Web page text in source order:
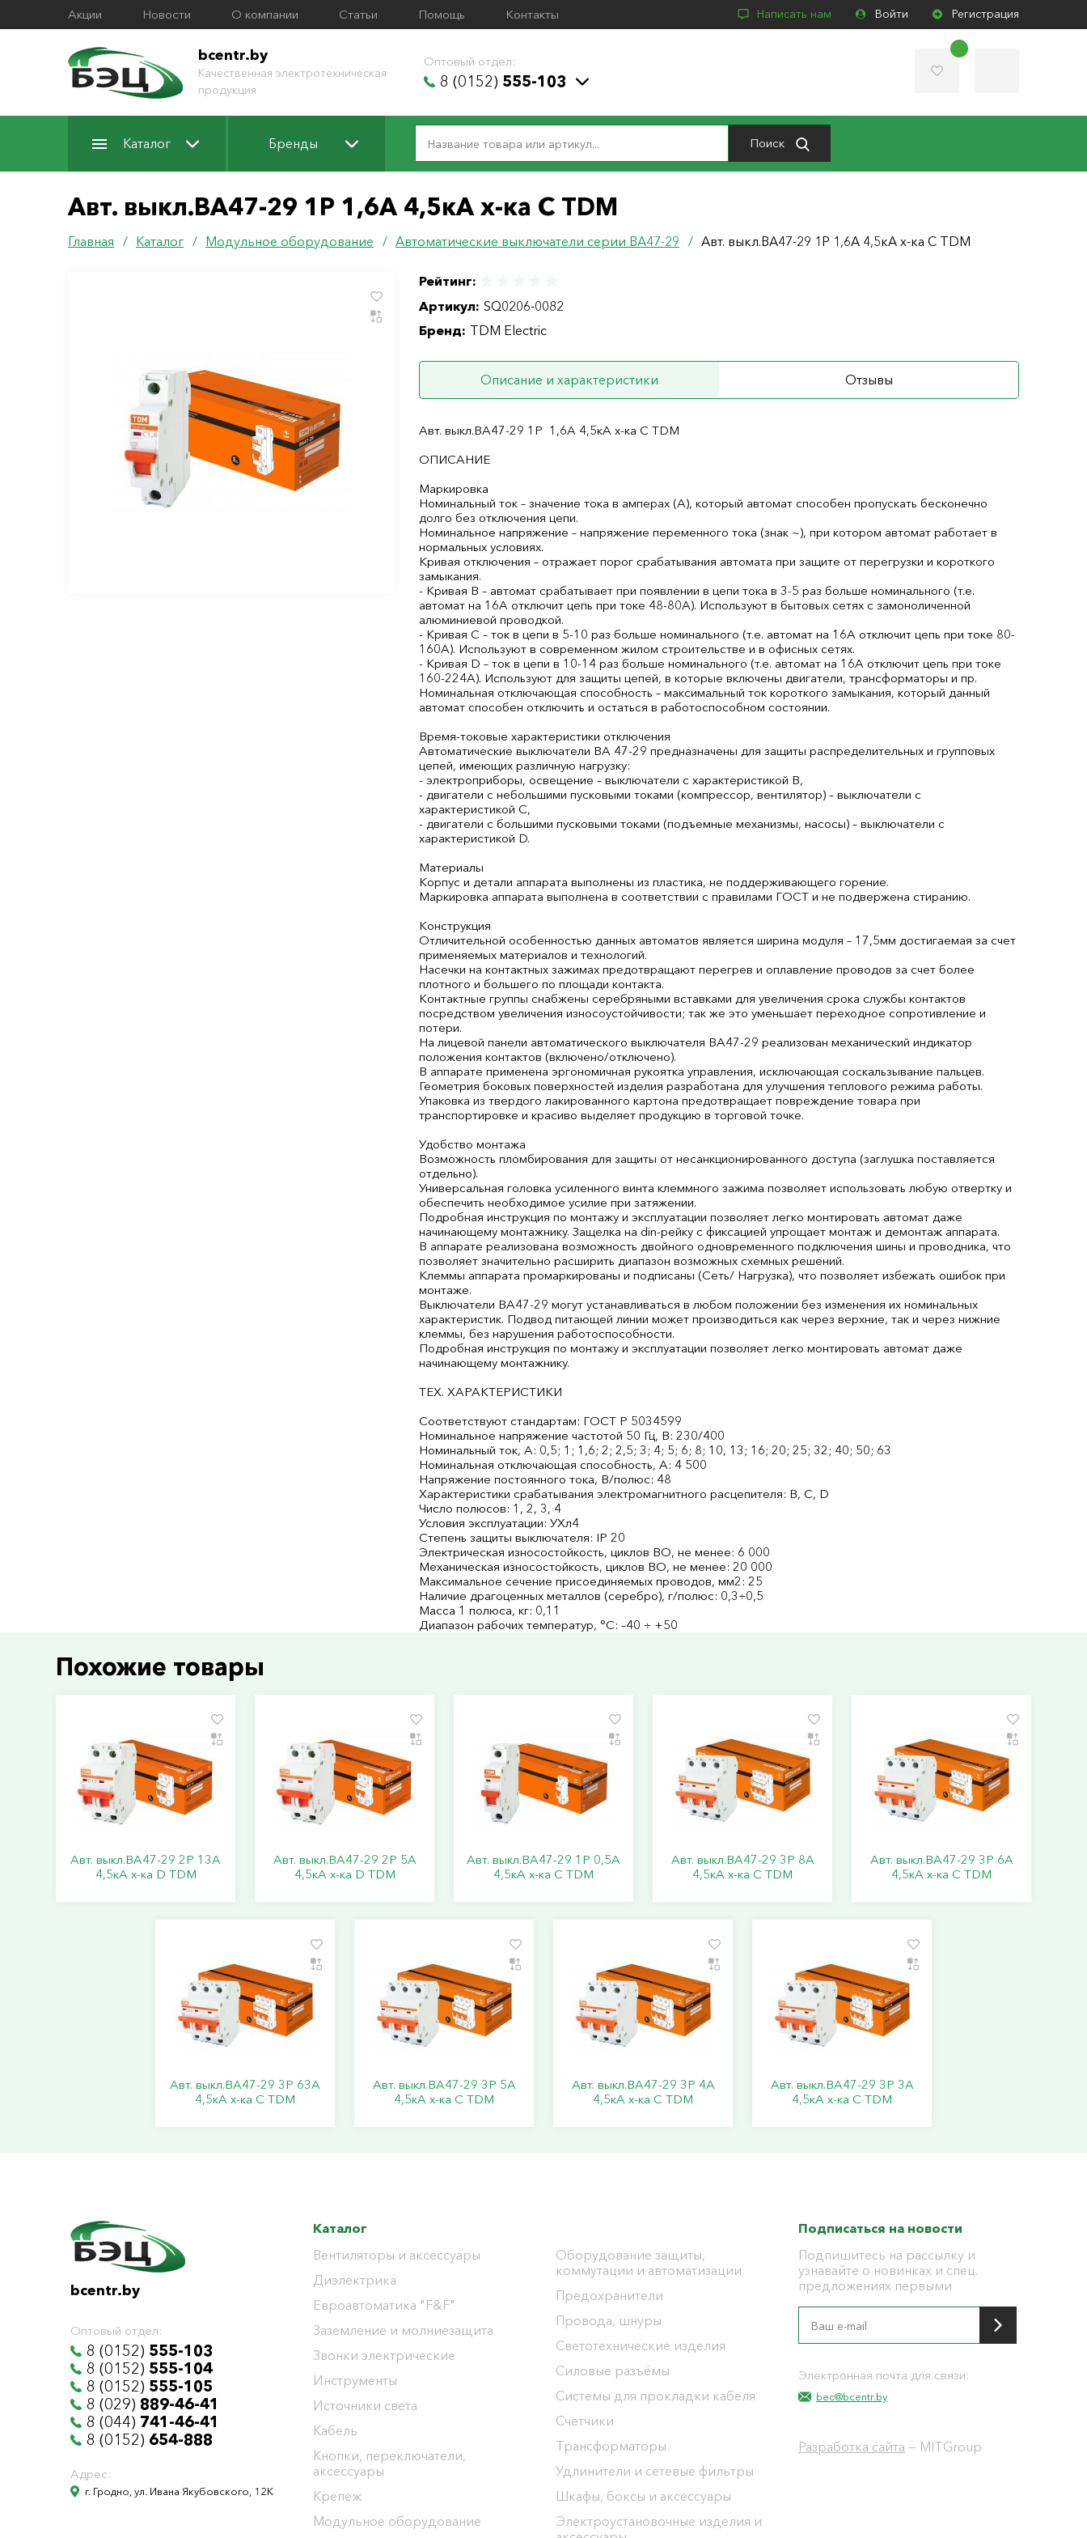
Акции Новости О компании Статьи Помощь Контакты Написать нам Войти Регистрация
bcentr.by
Качественная электротехническая
продукция
Оптовый отдел:
8 (0152) 555-103
Каталог Бренды Поиск
Авт. выкл.ВА47-29 1Р 1,6А 4,5кА х-ка С TDM
Главная / Каталог / Модульное оборудование / Автоматические выключатели серии ВА47-29 / Авт. выкл.ВА47-29 1Р 1,6А 4,5кА х-ка С TDM
Рейтинг:
Артикул: SQ0206-0082
Бренд: TDM Electric
Описание и характеристики Отзывы
Авт. выкл.ВА47-29 1Р 1,6А 4,5кА х-ка С TDM
ОПИСАНИЕ
Маркировка
Номинальный ток – значение тока в амперах (А), который автомат способен пропускать бесконечно
долго без отключения цепи.
Номинальное напряжение – напряжение переменного тока (знак ~), при котором автомат работает в
нормальных условиях.
Кривая отключения – отражает порог срабатывания автомата при защите от перегрузки и короткого
замыкания.
- Кривая B – автомат срабатывает при появлении в цепи тока в 3-5 раз больше номинального (т.е.
автомат на 16А отключит цепь при токе 48-80А). Используют в бытовых сетях с замоноличенной
алюминиевой проводкой.
- Кривая С – ток в цепи в 5-10 раз больше номинального (т.е. автомат на 16А отключит цепь при токе 80-
160А). Используют в современном жилом строительстве и в офисных сетях.
- Кривая D – ток в цепи в 10-14 раз больше номинального (т.е. автомат на 16А отключит цепь при токе
160-224А). Используют для защиты цепей, в которые включены двигатели, трансформаторы и пр.
Номинальная отключающая способность – максимальный ток короткого замыкания, который данный
автомат способен отключить и остаться в работоспособном состоянии.
Время-токовые характеристики отключения
Автоматические выключатели ВА 47-29 предназначены для защиты распределительных и групповых
цепей, имеющих различную нагрузку:
- электроприборы, освещение – выключатели с характеристикой В,
- двигатели с небольшими пусковыми токами (компрессор, вентилятор) – выключатели с
характеристикой C,
- двигатели с большими пусковыми токами (подъемные механизмы, насосы) – выключатели с
характеристикой D.
Материалы
Корпус и детали аппарата выполнены из пластика, не поддерживающего горение.
Маркировка аппарата выполнена в соответствии с правилами ГОСТ и не подвержена стиранию.
Конструкция
Отличительной особенностью данных автоматов является ширина модуля – 17,5мм достигаемая за счет
применяемых материалов и технологий.
Насечки на контактных зажимах предотвращают перегрев и оплавление проводов за счет более
плотного и большего по площади контакта.
Контактные группы снабжены серебряными вставками для увеличения срока службы контактов
посредством увеличения износоустойчивости; так же это уменьшает переходное сопротивление и
потери.
На лицевой панели автоматического выключателя ВА47-29 реализован механический индикатор
положения контактов (включено/отключено).
В аппарате применена эргономичная рукоятка управления, исключающая соскальзывание пальцев.
Геометрия боковых поверхностей изделия разработана для улучшения теплового режима работы.
Упаковка из твердого лакированного картона предотвращает повреждение товара при
транспортировке и красиво выделяет продукцию в торговой точке.
Удобство монтажа
Возможность пломбирования для защиты от несанкционированного доступа (заглушка поставляется
отдельно).
Универсальная головка усиленного винта клеммного зажима позволяет использовать любую отвертку и
обеспечить необходимое усилие при затяжении.
Подробная инструкция по монтажу и эксплуатации позволяет легко монтировать автомат даже
начинающему монтажнику. Защелка на din-рейку с фиксацией упрощает монтаж и демонтаж аппарата.
В аппарате реализована возможность двойного одновременного подключения шины и проводника, что
позволяет значительно расширить диапазон возможных схемных решений.
Клеммы аппарата промаркированы и подписаны (Сеть/ Нагрузка), что позволяет избежать ошибок при
монтаже.
Выключатели ВА47-29 могут устанавливаться в любом положении без изменения их номинальных
характеристик. Подвод питающей линии может производиться как через верхние, так и через нижние
клеммы, без нарушения работоспособности.
Подробная инструкция по монтажу и эксплуатации позволяет легко монтировать автомат даже
начинающему монтажнику.
ТЕХ. ХАРАКТЕРИСТИКИ
Соответствуют стандартам: ГОСТ Р 50345­99
Номинальное напряжение частотой 50 Гц, В: 230/400
Номинальный ток, А: 0,5; 1; 1,6; 2; 2,5; 3; 4; 5; 6; 8; 10, 13; 16; 20; 25; 32; 40; 50; 63
Номинальная отключающая способность, А: 4 500
Напряжение постоянного тока, В/полюс: 48
Характеристики срабатывания электромагнитного расцепителя: В, С, D
Число полюсов: 1, 2, 3, 4
Условия эксплуатации: УХл4
Степень защиты выключателя: IP 20
Электрическая износостойкость, циклов В­О, не менее: 6 000
Механическая износостойкость, циклов В­О, не менее: 20 000
Максимальное сечение присоединяемых проводов, мм2: 25
Наличие драгоценных металлов (серебро), г/полюс: 0,3÷0,5
Масса 1 полюса, кг: 0,11
Диапазон рабочих температур, °С: –40 ÷ +50
Похожие товары
Авт. выкл.ВА47-29 2Р 13А
4,5кА х-ка D TDM
Авт. выкл.ВА47-29 2Р 5А
4,5кА х-ка D TDM
Авт. выкл.ВА47-29 1Р 0,5А
4,5кА х-ка С TDM
Авт. выкл.ВА47-29 3Р 8А
4,5кА х-ка С TDM
Авт. выкл.ВА47-29 3Р 6А
4,5кА х-ка С TDM
Авт. выкл.ВА47-29 3Р 63А
4,5кА х-ка С TDM
Авт. выкл.ВА47-29 3Р 5А
4,5кА х-ка С TDM
Авт. выкл.ВА47-29 3Р 4А
4,5кА х-ка С TDM
Авт. выкл.ВА47-29 3Р 3А
4,5кА х-ка С TDM
bcentr.by
Оптовый отдел:
8 (0152) 555-103
8 (0152) 555-104
8 (0152) 555-105
8 (029) 889-46-41
8 (044) 741-46-41
8 (0152) 654-888
Адрес:
г. Гродно, ул. Ивана Якубовского, 12К
Каталог
Вентиляторы и аксессуары
Диэлектрика
Евроавтоматика "F&F"
Заземление и молниезащита
Звонки электрические
Инструменты
Источники света
Кабель
Кнопки, переключатели,
аксессуары
Крепеж
Модульное оборудование
Оборудование защиты,
коммутации и автоматизации
Предохранители
Провода, шнуры
Светотехнические изделия
Силовые разъёмы
Системы для прокладки кабеля
Счетчики
Трансформаторы
Удлинители и сетевые фильтры
Шкафы, боксы и аксессуары
Электроустановочные изделия и
Подписаться на новости
Подпишитесь на рассылку и
узнавайте о новинках и спец.
предложениях первыми
Электронная почта для связи:
bec@bcentr.by
Разработка сайта — MITGroup